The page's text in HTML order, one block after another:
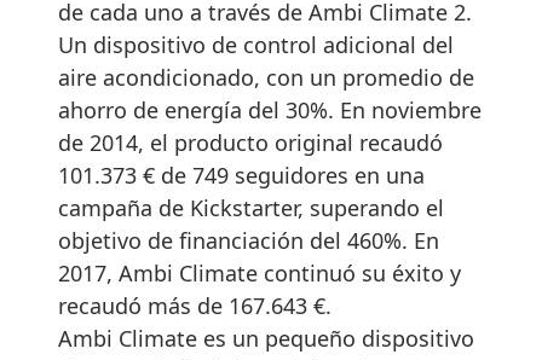
de cada uno a través de Ambi Climate 2.
Un dispositivo de control adicional del
aire acondicionado, con un promedio de
ahorro de energía del 30%. En noviembre
de 2014, el producto original recaudó
101.373 € de 749 seguidores en una
campaña de Kickstarter, superando el
objetivo de financiación del 460%. En
2017, Ambi Climate continuó su éxito y
recaudó más de 167.643 €.
Ambi Climate es un pequeño dispositivo